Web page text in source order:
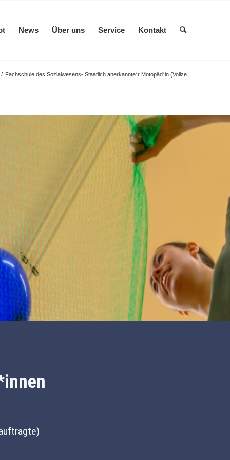
News Über uns Service Kontakt
/ Fachschule des Sozialwesens- Staatlich anerkannte*r Motopäd*in (Vollze...